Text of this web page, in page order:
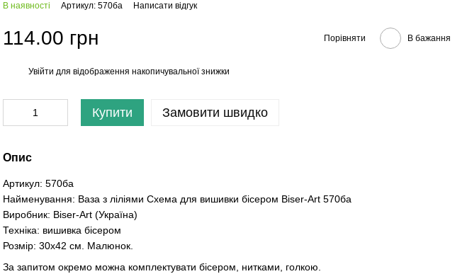
В наявності Артикул: 570ба Написати відгук
114.00 грн Порівняти В бажання
Увійти для відображення накопичувальної знижки
Купити Замовити швидко
Опис
Артикул: 570ба
Найменування: Ваза з ліліями Схема для вишивки бісером Biser-Art 570ба
Виробник: Biser-Art (Україна)
Техніка: вишивка бісером
Розмір: 30х42 см. Малюнок.
За запитом окремо можна комплектувати бісером, нитками, голкою.